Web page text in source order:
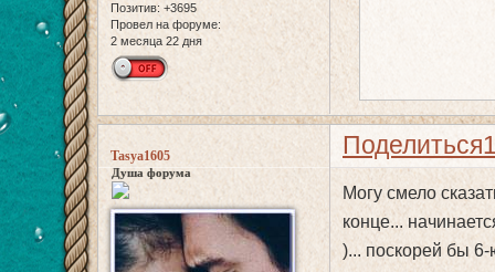
Позитив: +3695
Провел на форуме:
2 месяца 22 дня
Поделиться
Tasya1605
Душа форума
Могу смело
конце...
)... поскорей бы